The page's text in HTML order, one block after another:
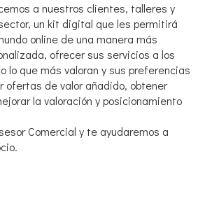
a nuestros clientes, talleres y
un kit digital que les permitirá
online de una manera más
ofrecer sus servicios a los
lo que más valoran y sus preferencias
ofertas de valor añadido, obtener
la valoración y posicionamiento
Comercial y te ayudaremos a